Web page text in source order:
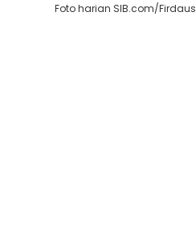
Foto harian SIB.com/Firdaus